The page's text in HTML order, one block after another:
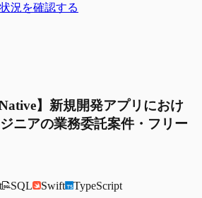
況を確認する
】新規開発アプリにおけ
ニアの業務委託案件・フリー
SQL Swift TypeScript